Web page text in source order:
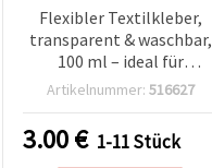
Flexibler Textilkleber,
transparent & waschbar,
100 ml – ideal für
Stretchstoffe,
Näh- und Bastelprojekte
Artikelnummer: 516627
3.00€ 1-11 Stück